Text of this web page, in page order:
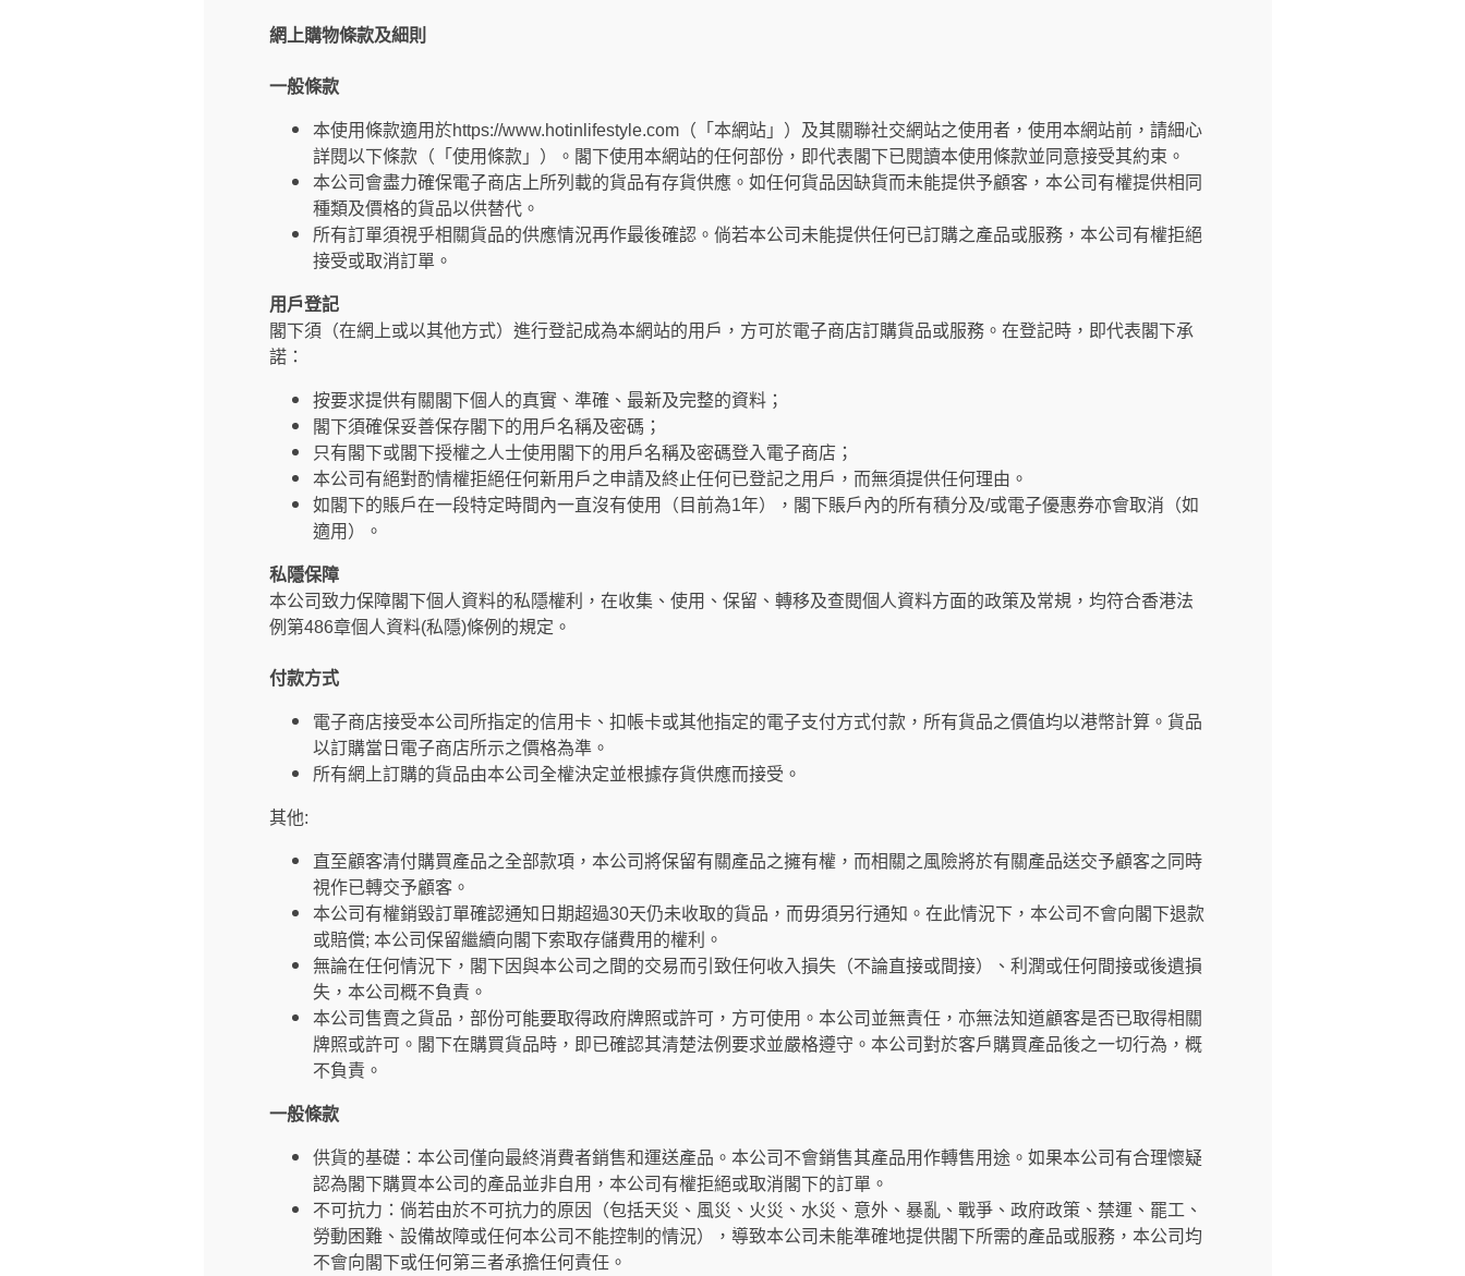
網上購物條款及細則
一般條款
本使用條款適用於https://www.hotinlifestyle.com（「本網站」）及其關聯社交網站之使用者，使用本網站前，請細心
詳閱以下條款（「使用條款」）。閣下使用本網站的任何部份，即代表閣下已閱讀本使用條款並同意接受其約束。
本公司會盡力確保電子商店上所列載的貨品有存貨供應。如任何貨品因缺貨而未能提供予顧客，本公司有權提供相同
種類及價格的貨品以供替代。
所有訂單須視乎相關貨品的供應情況再作最後確認。倘若本公司未能提供任何已訂購之產品或服務，本公司有權拒絕
接受或取消訂單。
用戶登記
閣下須（在網上或以其他方式）進行登記成為本網站的用戶，方可於電子商店訂購貨品或服務。在登記時，即代表閣下承
諾：
按要求提供有關閣下個人的真實、準確、最新及完整的資料；
閣下須確保妥善保存閣下的用戶名稱及密碼；
只有閣下或閣下授權之人士使用閣下的用戶名稱及密碼登入電子商店；
本公司有絕對酌情權拒絕任何新用戶之申請及終止任何已登記之用戶，而無須提供任何理由。
如閣下的賬戶在一段特定時間內一直沒有使用（目前為1年），閣下賬戶內的所有積分及/或電子優惠券亦會取消（如
適用）。
私隱保障
本公司致力保障閣下個人資料的私隱權利，在收集、使用、保留、轉移及查閱個人資料方面的政策及常規，均符合香港法
例第486章個人資料(私隱)條例的規定。
付款方式
電子商店接受本公司所指定的信用卡、扣帳卡或其他指定的電子支付方式付款，所有貨品之價值均以港幣計算。貨品
以訂購當日電子商店所示之價格為準。
所有網上訂購的貨品由本公司全權決定並根據存貨供應而接受。
其他:
直至顧客清付購買產品之全部款項，本公司將保留有關產品之擁有權，而相關之風險將於有關產品送交予顧客之同時
視作已轉交予顧客。
本公司有權銷毀訂單確認通知日期超過30天仍未收取的貨品，而毋須另行通知。在此情況下，本公司不會向閣下退款
或賠償; 本公司保留繼續向閣下索取存儲費用的權利。
無論在任何情況下，閣下因與本公司之間的交易而引致任何收入損失（不論直接或間接）、利潤或任何間接或後遺損
失，本公司概不負責。
本公司售賣之貨品，部份可能要取得政府牌照或許可，方可使用。本公司並無責任，亦無法知道顧客是否已取得相關
牌照或許可。閣下在購買貨品時，即已確認其清楚法例要求並嚴格遵守。本公司對於客戶購買產品後之一切行為，概
不負責。
一般條款
供貨的基礎：本公司僅向最終消費者銷售和運送產品。本公司不會銷售其產品用作轉售用途。如果本公司有合理懷疑
認為閣下購買本公司的產品並非自用，本公司有權拒絕或取消閣下的訂單。
不可抗力：倘若由於不可抗力的原因（包括天災、風災、火災、水災、意外、暴亂、戰爭、政府政策、禁運、罷工、
勞動困難、設備故障或任何本公司不能控制的情況），導致本公司未能準確地提供閣下所需的產品或服務，本公司均
不會向閣下或任何第三者承擔任何責任。